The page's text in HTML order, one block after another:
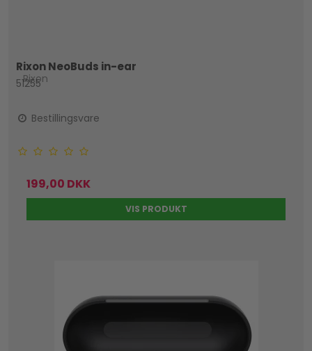
Rixon NeoBuds in-ear
Rixon
51255
Bestillingsvare
199,00 DKK
VIS PRODUKT